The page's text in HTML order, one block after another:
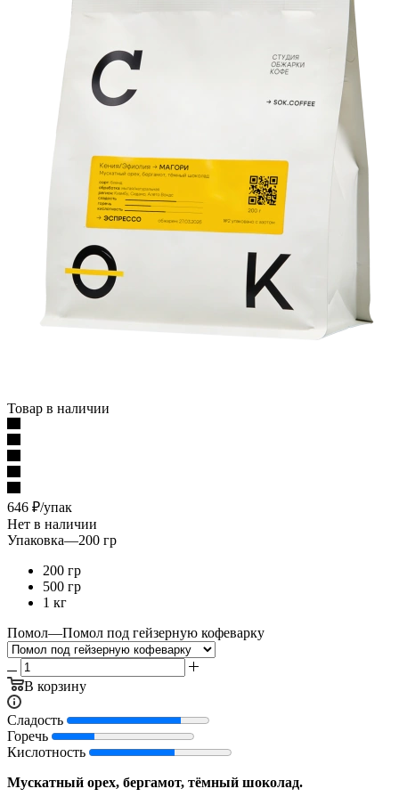
Товар в наличии
646 ₽/упак
Нет в наличии
Упаковка—200 гр
200 гр
500 гр
1 кг
Помол—Помол под гейзерную кофеварку
В корзину
Сладость
Горечь
Кислотность
Мускатный орех, бергамот, тёмный шоколад.